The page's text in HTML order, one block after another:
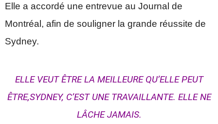
Elle a accordé une entrevue au Journal de
Montréal, afin de souligner la grande réussite de
Sydney.
ELLE VEUT ÊTRE LA MEILLEURE QU’ELLE PEUT
ÊTRE,SYDNEY, C’EST UNE TRAVAILLANTE. ELLE NE
LÂCHE JAMAIS.